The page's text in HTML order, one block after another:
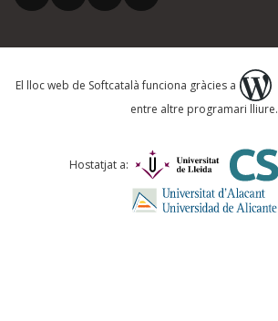
Què proposeu?
Comentari *
El lloc web de Softcatalà funciona gràcies a
entre altre programari lliure.
Hostatjat a: